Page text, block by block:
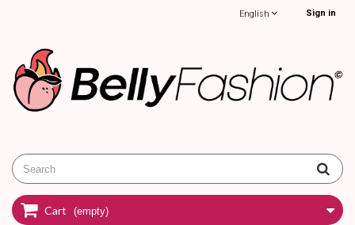
Sign in
English
Cart (empty)